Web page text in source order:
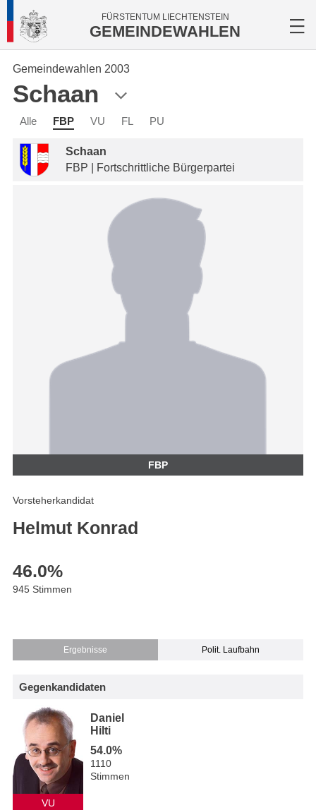
FÜRSTENTUM LIECHTENSTEIN
GEMEINDEWAHLEN
Gemeindewahlen 2003
Schaan
Alle FBP VU FL PU
Schaan
FBP | Fortschrittliche Bürgerpartei
FBP
Vorsteherkandidat
Helmut Konrad
46.0%
945 Stimmen
Ergebnisse Polit. Laufbahn
Gegenkandidaten
VU
Daniel
Hilti
54.0%
1110
Stimmen